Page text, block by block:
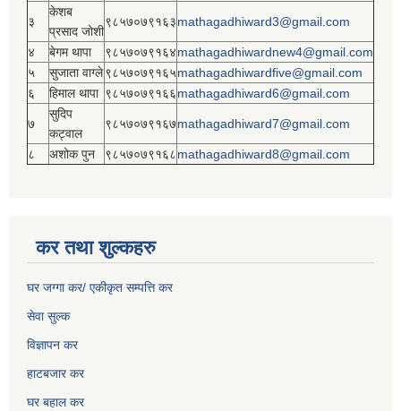
३
केशब
प्रसाद जोशी
९८५७०७९१६३mathagadhiward3@gmail.com
४ बेगम थापा ९८५७०७९१६४mathagadhiwardnew4@gmail.com
५
सुजाता वाग्ले९८५७०७९१६५mathagadhiwardfive@gmail.com
६
हिमाल थापा ९८५७०७९१६६mathagadhiward6@gmail.com
७
सुदिप
कट्वाल
९८५७०७९१६७mathagadhiward7@gmail.com
८ अशोक पुन ९८५७०७९१६८mathagadhiward8@gmail.com
कर तथा शुल्कहरु
घर जग्गा कर/ एकीकृत सम्पत्ति कर
सेवा सुल्क
विज्ञापन कर
हाटबजार कर
घर बहाल कर